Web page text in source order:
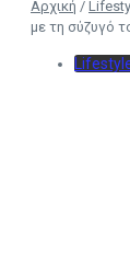
Αρχική /
με τη σύζυγό